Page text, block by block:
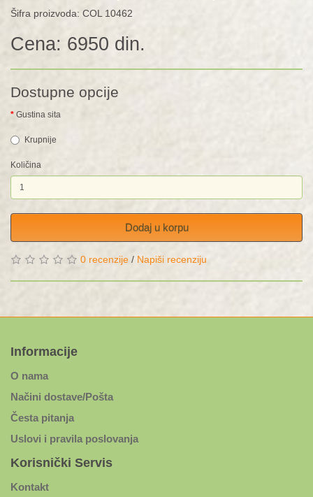
Šifra proizvoda: COL 10462
Cena: 6950 din.
Dostupne opcije
Gustina sita
Krupnije
Količina
Dodaj u korpu
0 recenzije / Napiši recenziju
Informacije
O nama
Načini dostave/Pošta
Česta pitanja
Uslovi i pravila poslovanja
Korisnički Servis
Kontakt